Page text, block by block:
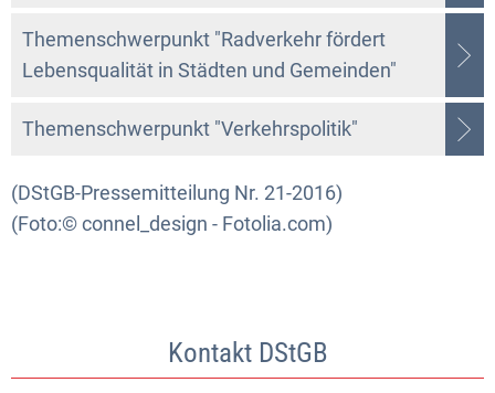
Themenschwerpunkt "Radverkehr fördert
Lebensqualität in Städten und Gemeinden"
Themenschwerpunkt "Verkehrspolitik"
(DStGB-Pressemitteilung Nr. 21-2016)
(Foto:© connel_design - Fotolia.com)
Kontakt DStGB